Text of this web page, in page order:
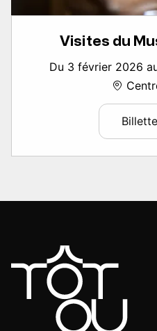
Visites du
Du 3 février 2026